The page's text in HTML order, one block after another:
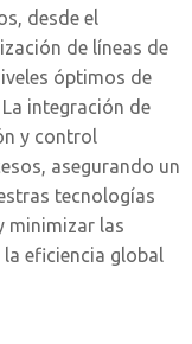
desde el
de líneas de
óptimos de
integración de
y control
asegurando un
tecnologías
minimizar las
eficiencia global